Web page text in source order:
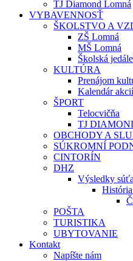
TJ Diamond Lomná
VYBAVENNOSŤ
ŠKOLSTVO A
ZŠ Lomná
MŠ Lomná
Školská
KULTÚRA
Prenájom
Kalendár akcií
ŠPORT
Telocvičňa
TJ
OBCHODY A
SÚKROMNÍ
CINTORÍN
DHZ
Výsledky
POŠTA
TURISTIKA
UBYTOVANIE
Kontakt
Napíšte nám